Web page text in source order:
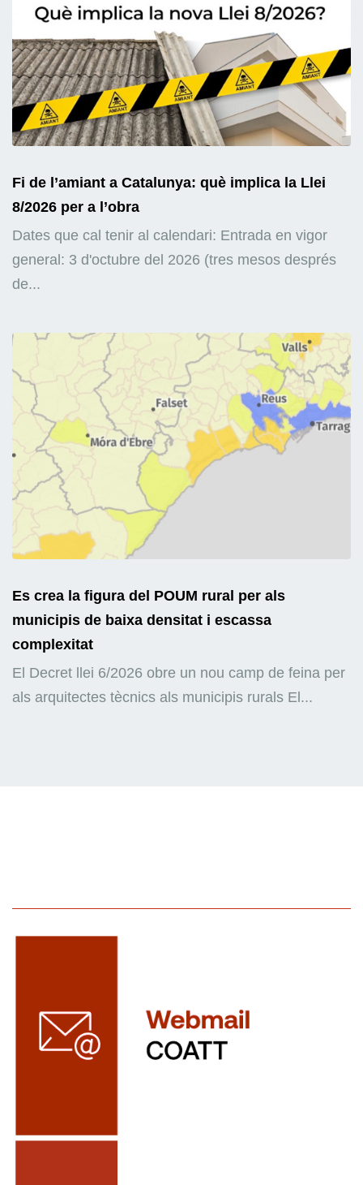
Fi de l’amiant a Catalunya: què implica la Llei
8/2026 per a l’obra
Dates que cal tenir al calendari: Entrada en vigor
general: 3 d'octubre del 2026 (tres mesos després
de...
Es crea la figura del POUM rural per als
municipis de baixa densitat i escassa
complexitat
El Decret llei 6/2026 obre un nou camp de feina per
als arquitectes tècnics als municipis rurals El...